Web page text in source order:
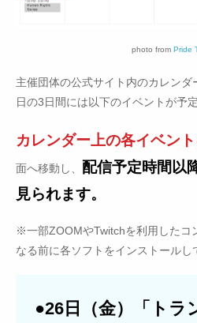
photo from Pride
主催団体の公式サイト内のカレン
日の3日間には以下のイベントが予
カレンダー上の各イベン
面へ移動し、 配信予定時間以
見られます。
※一部ZOOMやTwitchを利用したコ
なる前に各ソフトをインストールし
●26日（金）「トラ